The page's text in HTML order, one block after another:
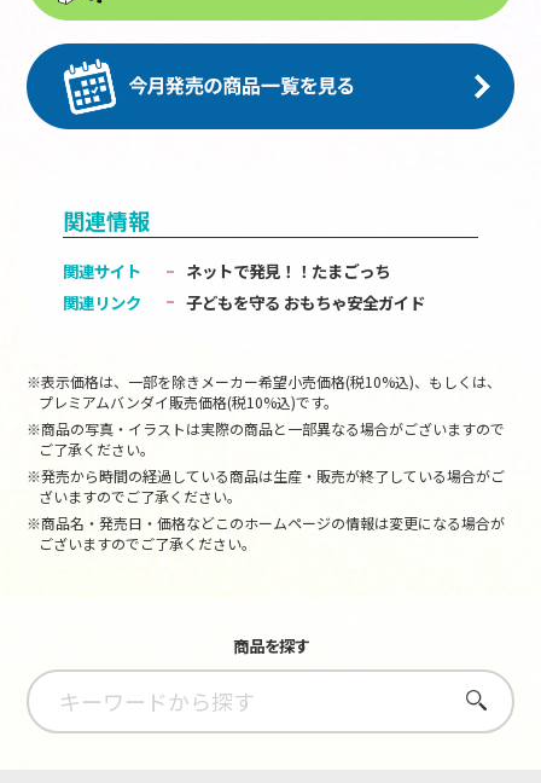
関連情報
関連サイト
ネットで発見！！たまごっち
関連リンク
子どもを守る おもちゃ安全ガイド
※表示価格は、一部を除きメーカー希望小売価格(税10%込)、もしくは、
プレミアムバンダイ販売価格(税10%込)です。
※商品の写真・イラストは実際の商品と一部異なる場合がございますので
ご了承ください。
※発売から時間の経過している商品は生産・販売が終了している場合がご
ざいますのでご了承ください。
※商品名・発売日・価格などこのホームページの情報は変更になる場合が
ございますのでご了承ください。
商品を探す
さがす